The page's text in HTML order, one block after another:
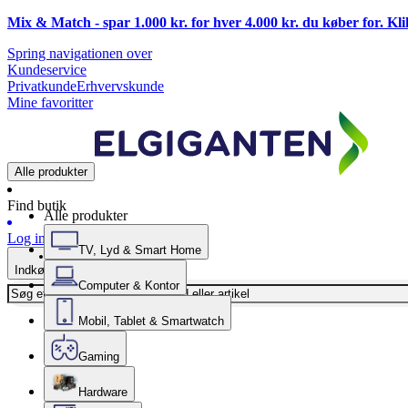
Mix & Match - spar 1.000 kr. for hver 4.000 kr. du køber for.
Spring navigationen over
Kundeservice
PrivatkundeErhvervskunde
Mine favoritter
Alle produkter
Find butik
Log ind
Indkøbskurv
Alle produkter
TV, Lyd & Smart Home
Computer & Kontor
Mobil, Tablet & Smartwatch
Gaming
Hardware